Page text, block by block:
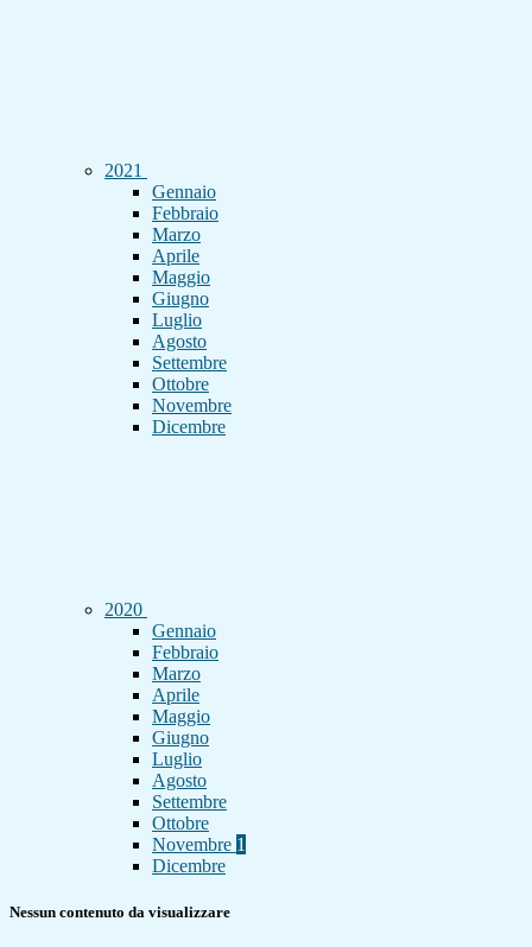
2021
Gennaio
Febbraio
Marzo
Aprile
Maggio
Giugno
Luglio
Agosto
Settembre
Ottobre
Novembre
Dicembre
2020
Gennaio
Febbraio
Marzo
Aprile
Maggio
Giugno
Luglio
Agosto
Settembre
Ottobre
Novembre 1
Dicembre
Nessun contenuto da visualizzare